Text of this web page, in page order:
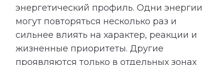
энергетический профиль. Одни энергии
могут повторяться несколько раз и
сильнее влиять на характер, реакции и
жизненные приоритеты. Другие
проявляются только в отдельных зонах